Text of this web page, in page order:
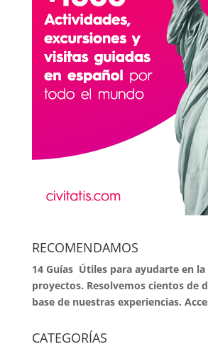
RECOMENDAMOS
14 Guías Útiles para ayudarte en
proyectos. Resolvemos cientos de
base de nuestras experiencias.
CATEGORÍAS